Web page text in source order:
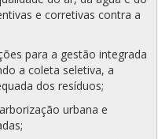
e corretivas contra a
para a gestão integrada
a coleta seletiva, a
dos resíduos;
urbana e